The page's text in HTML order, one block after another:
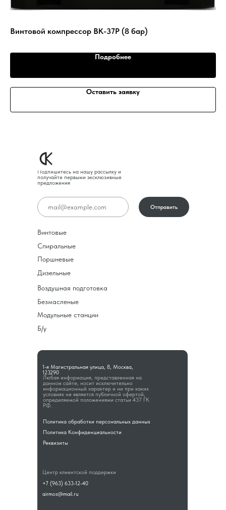
Винтовой компрессор ВК-37Р (8 бар)
Подробнее
Оставить заявку
Любая информация, представленная на
данном сайте, носит исключительно
информационный характер и ни при каких
условиях не является публичной офертой,
определяемой положениями статьи 437 ГК
РФ.
1-я Магистральная улица, 8, Москва,
123290
Подпишитесь на нашу рассылку и
получайте первыми эксклюзивные
предложения
Винтовые
Спиральные
Поршневые
Дизельные
Воздушная подготовка
Безмасленые
Модульные станции
Б/у
Политика обработки персональных данных
Политика Конфиденциальности
Реквизиты
Центр клиентской поддержки
+7 (963) 633-12-40
airmos@mail.ru
Отправить